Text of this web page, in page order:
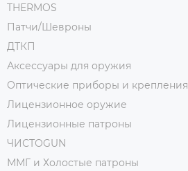
THERMOS
Патчи/Шевроны
ДТКП
Аксессуары для оружия
Оптические приборы и крепления
Лицензионное оружие
Лицензионные патроны
ЧИСТОGUN
ММГ и Холостые патроны